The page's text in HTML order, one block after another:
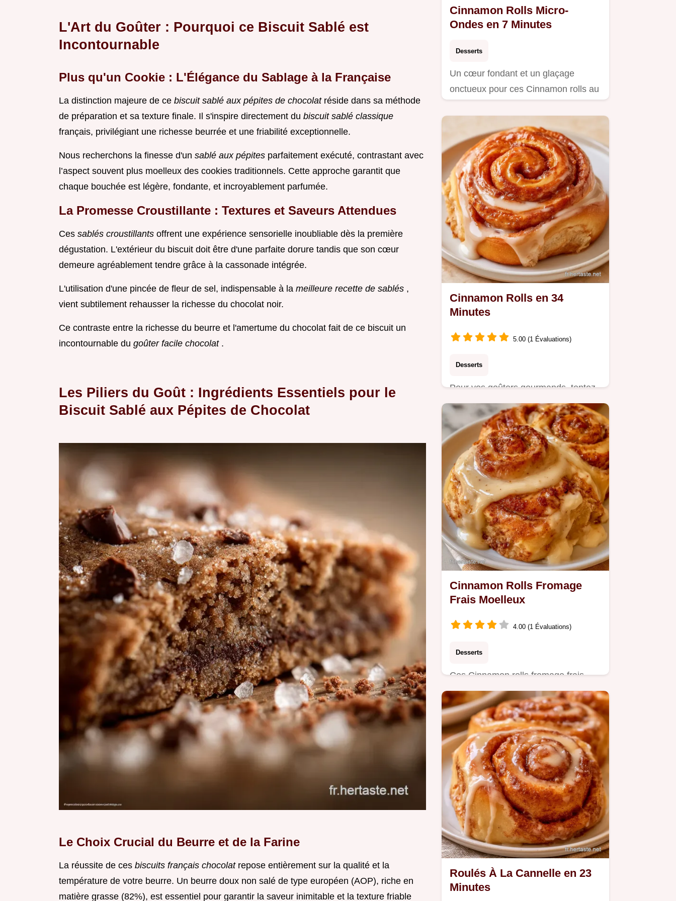
L'Art du Goûter : Pourquoi ce Biscuit Sablé est
Incontournable
Plus qu'un Cookie : L'Élégance du Sablage à la Française
La distinction majeure de ce biscuit sablé aux pépites de chocolat réside dans sa méthode
de préparation et sa texture finale. Il s'inspire directement du biscuit sablé classique
français, privilégiant une richesse beurrée et une friabilité exceptionnelle.
Nous recherchons la finesse d'un sablé aux pépites parfaitement exécuté, contrastant avec
l’aspect souvent plus moelleux des cookies traditionnels. Cette approche garantit que
chaque bouchée est légère, fondante, et incroyablement parfumée.
La Promesse Croustillante : Textures et Saveurs Attendues
Ces sablés croustillants offrent une expérience sensorielle inoubliable dès la première
dégustation. L'extérieur du biscuit doit être d'une parfaite dorure tandis que son cœur
demeure agréablement tendre grâce à la cassonade intégrée.
L'utilisation d'une pincée de fleur de sel, indispensable à la meilleure recette de sablés ,
vient subtilement rehausser la richesse du chocolat noir.
Ce contraste entre la richesse du beurre et l'amertume du chocolat fait de ce biscuit un
incontournable du goûter facile chocolat .
Les Piliers du Goût : Ingrédients Essentiels pour le
Biscuit Sablé aux Pépites de Chocolat
Le Choix Crucial du Beurre et de la Farine
La réussite de ces biscuits français chocolat repose entièrement sur la qualité et la
température de votre beurre. Un beurre doux non salé de type européen (AOP), riche en
matière grasse (82%), est essentiel pour garantir la saveur inimitable et la texture friable
Cinnamon Rolls Micro-
Ondes en 7 Minutes
Desserts
Un cœur fondant et un glaçage
onctueux pour ces Cinnamon rolls au
Cinnamon Rolls en 34
Minutes
5.00 (1 Évaluations)
Desserts
Pour vos goûters gourmands, tentez
ces Cinnamon rolls. Le truc pour le
moelleux garantit un cœur…
Cinnamon Rolls Fromage
Frais Moelleux
4.00 (1 Évaluations)
Desserts
Ces Cinnamon rolls fromage frais
offrent une mie filante et gourmande.
Roulés À La Cannelle en 23
Minutes